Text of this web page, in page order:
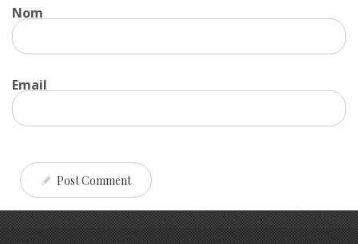
Nom
Email
Post Comment